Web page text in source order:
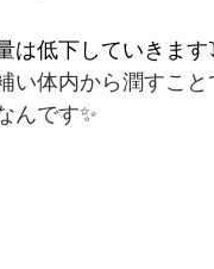
は低下していきます
い体内から潤すこ
んです✨